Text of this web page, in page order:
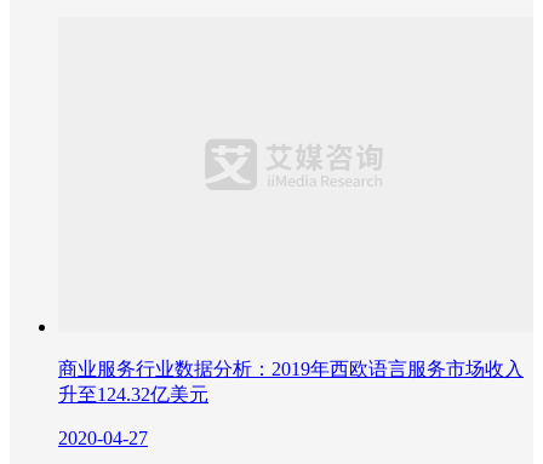
商业服务行业数据分析：2019年西欧语言服务市场收入
升至124.32亿美元
2020-04-27